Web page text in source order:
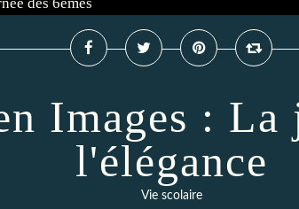
Images : La
l'élégance
Vie scolaire